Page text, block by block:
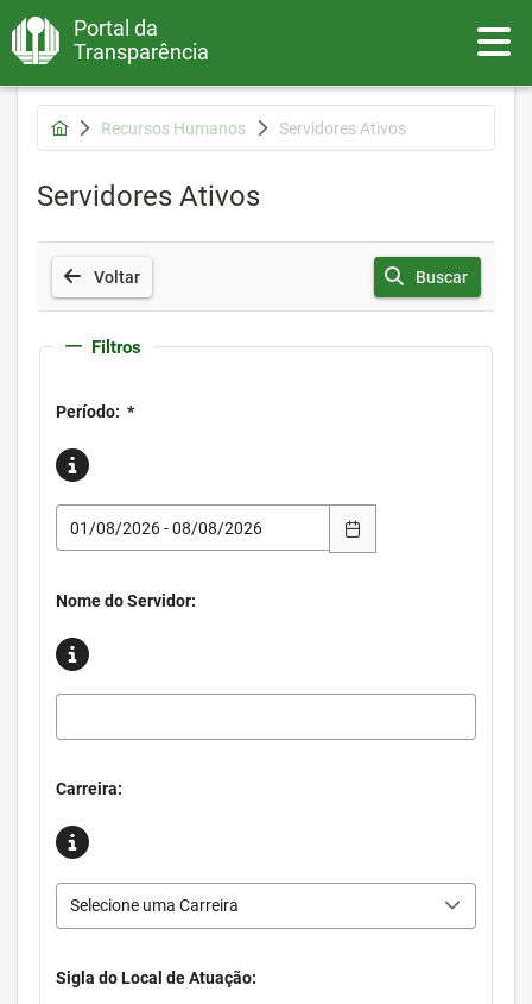
Portal da
Transparência
Recursos Humanos Servidores Ativos
Servidores Ativos
Voltar Buscar
Filtros
Período: *
Nome do Servidor:
Carreira:
Selecione uma Carreira
Sigla do Local de Atuação: